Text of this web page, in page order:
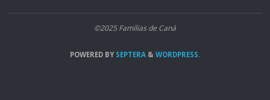
©2025 Famílias de Caná
POWERED BYSEPTERA & WORDPRESS.